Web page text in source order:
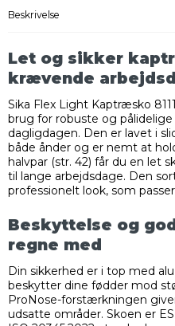
Beskrivelse
Let og sikker
krævende
Sika Flex Light Kaptræsko
brug for robuste og
dagligdagen. Den er lavet i
både ånder og er nemt at
halvpar (str. 42) får du en let
til lange arbejdsdage. Den
professionelt look, som
Beskyttelse og
regne med
Din sikkerhed er i top med
beskytter dine fødder mod
ProNose-forstærkningen
udsatte områder. Skoen er